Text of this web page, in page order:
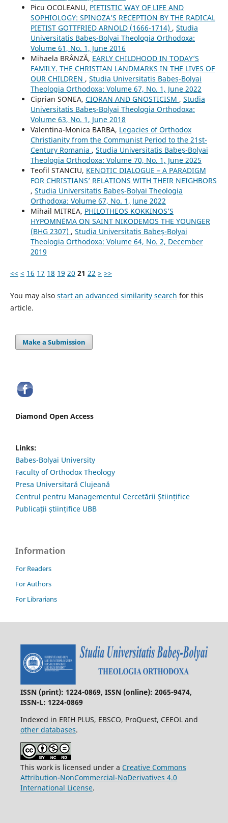
Picu OCOLEANU, PIETISTIC WAY OF LIFE AND
SOPHIOLOGY: SPINOZA’S RECEPTION BY THE RADICAL
PIETIST GOTTFRIED ARNOLD (1666-1714) , Studia
Universitatis Babeș-Bolyai Theologia Orthodoxa:
Volume 61, No. 1, June 2016
Mihaela BRÂNZĂ, EARLY CHILDHOOD IN TODAY’S
FAMILY. THE CHRISTIAN LANDMARKS IN THE LIVES OF
OUR CHILDREN , Studia Universitatis Babeș-Bolyai
Theologia Orthodoxa: Volume 67, No. 1, June 2022
Ciprian SONEA, CIORAN AND GNOSTICISM , Studia
Universitatis Babeș-Bolyai Theologia Orthodoxa:
Volume 63, No. 1, June 2018
Valentina-Monica BARBA, Legacies of Orthodox
Christianity from the Communist Period to the 21st-
Century Romania , Studia Universitatis Babeș-Bolyai
Theologia Orthodoxa: Volume 70, No. 1, June 2025
Teofil STANCIU, KENOTIC DIALOGUE – A PARADIGM
FOR CHRISTIANS’ RELATIONS WITH THEIR NEIGHBORS
, Studia Universitatis Babeș-Bolyai Theologia
Orthodoxa: Volume 67, No. 1, June 2022
Mihail MITREA, PHILOTHEOS KOKKINOS’S
HYPOMNĒMA ON SAINT NIKODEMOS THE YOUNGER
(BHG 2307) , Studia Universitatis Babeș-Bolyai
Theologia Orthodoxa: Volume 64, No. 2, December
2019
<< < 16 17 18 19 20 21 22 > >>
You may also start an advanced similarity search for this
article.
Make a Submission
Diamond Open Access
Links:
Babes-Bolyai University
Faculty of Orthodox Theology
Presa Universitară Clujeană
Centrul pentru Managementul Cercetării Științifice
Publicații științifice UBB
Information
For Readers
For Authors
For Librarians
ISSN (print): 1224-0869, ISSN (online): 2065-9474,
ISSN-L: 1224-0869
Indexed in ERIH PLUS, EBSCO, ProQuest, CEEOL and
other databases.
This work is licensed under a Creative Commons
Attribution-NonCommercial-NoDerivatives 4.0
International License.